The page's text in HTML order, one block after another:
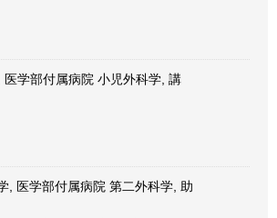
医学部付属病院 小児外科学, 講
, 医学部付属病院 第二外科学, 助